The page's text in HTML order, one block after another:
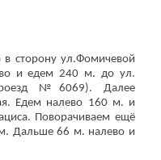
сторону ул.Фомичевой
и едем 240 м. до ул.
№6069). Далее
Едем налево 160 м. и
Поворачиваем ещё
Дальше 66 м. налево и